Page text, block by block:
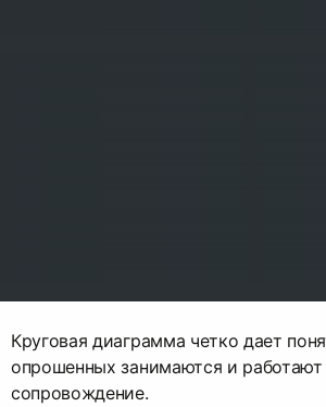
Круговая диаграмма четко дает
опрошенных занимаются и
сопровождение.